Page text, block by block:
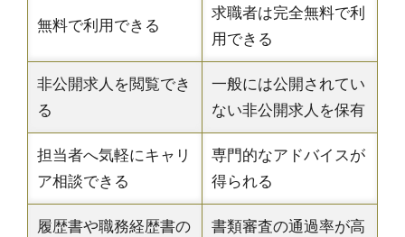
無料で利用できる
求職者は完全無料で利
用できる
非公開求人を閲覧でき
る
一般には公開されてい
ない非公開求人を保有
担当者へ気軽にキャリ
ア相談できる
専門的なアドバイスが
得られる
履歴書や職務経歴書の
書類審査の通過率が高